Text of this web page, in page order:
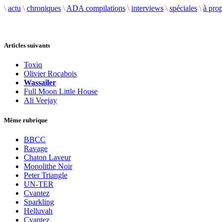
\ actu \ chroniques \ ADA compilations \ interviews \ spéciales \ à
Articles suivants
Toxiq
Olivier Rocabois
Wassailer
Full Moon Little House
Ali Veejay
Même rubrique
BBCC
Ravage
Chaton Laveur
Monolithe Noir
Peter Triangle
UN-TER
Cvantez
Sparkling
Helluvah
Cvantez